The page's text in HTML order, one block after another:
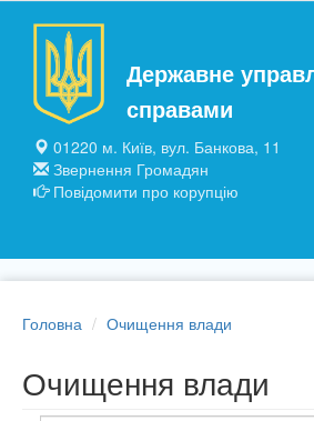
Державне
справами
01220 м. Київ, вул. Банкова, 11
Звернення Громадян
Повідомити про корупцію
НОВИНИ
ЗАГАЛЬНІ ВІДОМОСТІ
ПІДПРИЄМСТВА ТА УСТАНОВИ
Головна Очищення влади
Очищення влади